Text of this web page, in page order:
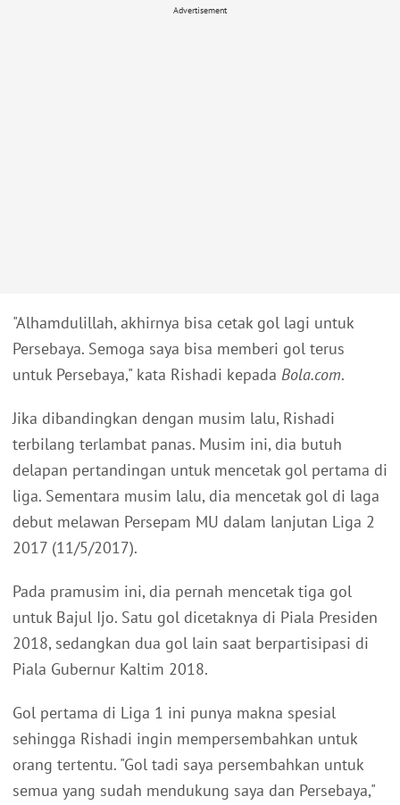
Advertisement
"Alhamdulillah, akhirnya bisa cetak gol lagi untuk
Persebaya. Semoga saya bisa memberi gol terus
untuk Persebaya," kata Rishadi kepada Bola.com.
Jika dibandingkan dengan musim lalu, Rishadi
terbilang terlambat panas. Musim ini, dia butuh
delapan pertandingan untuk mencetak gol pertama di
liga. Sementara musim lalu, dia mencetak gol di laga
debut melawan Persepam MU dalam lanjutan Liga 2
2017 (11/5/2017).
Pada pramusim ini, dia pernah mencetak tiga gol
untuk Bajul Ijo. Satu gol dicetaknya di Piala Presiden
2018, sedangkan dua gol lain saat berpartisipasi di
Piala Gubernur Kaltim 2018.
Gol pertama di Liga 1 ini punya makna spesial
sehingga Rishadi ingin mempersembahkan untuk
orang tertentu. "Gol tadi saya persembahkan untuk
semua yang sudah mendukung saya dan Persebaya,"